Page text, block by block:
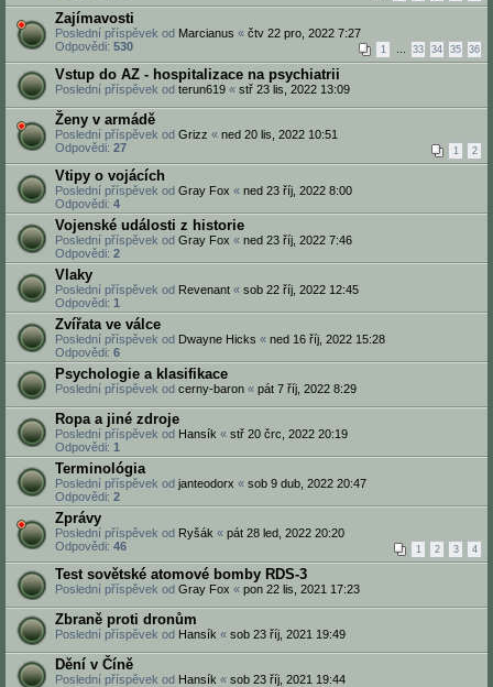
Zajímavosti
Poslední příspěvek od Marcianus « čtv 22 pro, 2022 7:27
Odpovědi: 530 1 … 33 34 35 36
Vstup do AZ - hospitalizace na psychiatrii
Poslední příspěvek od terun619 « stř 23 lis, 2022 13:09
Ženy v armádě
Poslední příspěvek od Grizz « ned 20 lis, 2022 10:51
Odpovědi: 27 1 2
Vtipy o vojácích
Poslední příspěvek od Gray Fox « ned 23 říj, 2022 8:00
Odpovědi: 4
Vojenské události z historie
Poslední příspěvek od Gray Fox « ned 23 říj, 2022 7:46
Odpovědi: 2
Vlaky
Poslední příspěvek od Revenant « sob 22 říj, 2022 12:45
Odpovědi: 1
Zvířata ve válce
Poslední příspěvek od Dwayne Hicks « ned 16 říj, 2022 15:28
Odpovědi: 6
Psychologie a klasifikace
Poslední příspěvek od cerny-baron « pát 7 říj, 2022 8:29
Ropa a jiné zdroje
Poslední příspěvek od Hansík « stř 20 črc, 2022 20:19
Odpovědi: 1
Terminológia
Poslední příspěvek od janteodorx « sob 9 dub, 2022 20:47
Odpovědi: 2
Zprávy
Poslední příspěvek od Ryšák « pát 28 led, 2022 20:20
Odpovědi: 46 1 2 3 4
Test sovětské atomové bomby RDS-3
Poslední příspěvek od Gray Fox « pon 22 lis, 2021 17:23
Zbraně proti dronům
Poslední příspěvek od Hansík « sob 23 říj, 2021 19:49
Dění v Číně
Poslední příspěvek od Hansík « sob 23 říj, 2021 19:44